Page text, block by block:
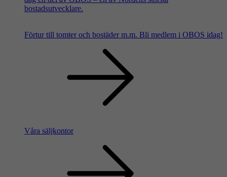
bostadsutvecklare.
Förtur till tomter och bostäder m.m. Bli medlem i OBOS idag!
Våra säljkontor